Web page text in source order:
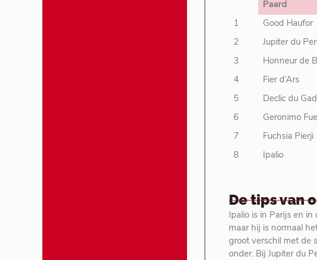
Paard
1 Good Haufor
2 Jupiter du
3 Honneur de
4 Fier d’Ars
5 Declic du
6 Geronimo
7 Fuchsia Pierji
8 Ipalio
De tips van
Ipalio is in Parijs en
maar hij is normaal
groot verschil met de
onder. Bij Jupiter du